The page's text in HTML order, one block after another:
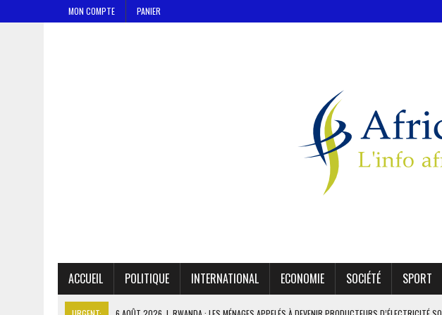
MON COMPTE PANIER
ACCUEIL POLITIQUE INTERNATIONAL ECONOMIE SOCIÉTÉ SPORT